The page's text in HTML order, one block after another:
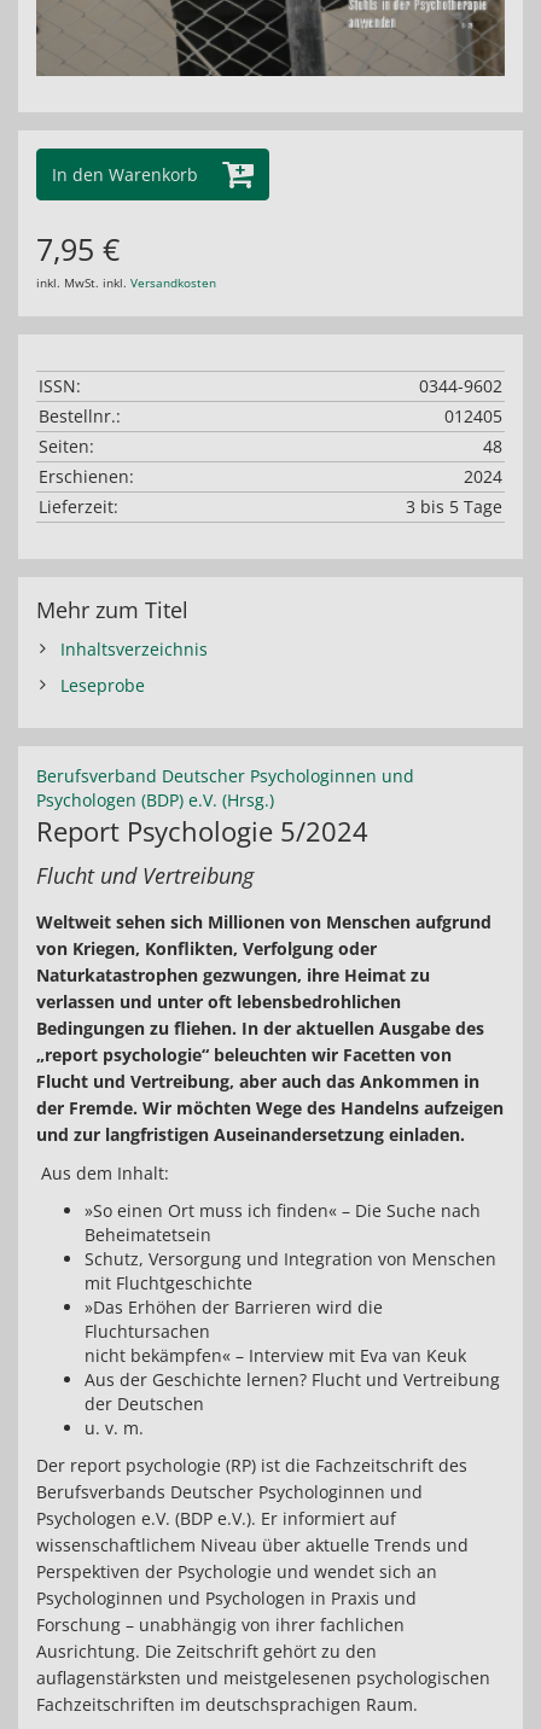
In den Warenkorb
7,95 €
inkl. MwSt. inkl. Versandkosten
ISSN:
0344-9602
Bestellnr.:
012405
Seiten:
48
Erschienen:
2024
Lieferzeit:
3 bis 5 Tage
Mehr zum Titel
Inhaltsverzeichnis
Leseprobe
Berufsverband Deutscher Psychologinnen und
Psychologen (BDP) e.V. (Hrsg.)
Report Psychologie 5/2024
Flucht und Vertreibung
Weltweit sehen sich Millionen von Menschen aufgrund
von Kriegen, Konflikten, Verfolgung oder
Naturkatastrophen gezwungen, ihre Heimat zu
verlassen und unter oft lebensbedrohlichen
Bedingungen zu fliehen. In der aktuellen Ausgabe des
„report psychologie“ beleuchten wir Facetten von
Flucht und Vertreibung, aber auch das Ankommen in
der Fremde. Wir möchten Wege des Handelns aufzeigen
und zur langfristigen Auseinandersetzung einladen.
Aus dem Inhalt:
»So einen Ort muss ich finden« – Die Suche nach
Beheimatetsein
Schutz, Versorgung und Integration von Menschen
mit Fluchtgeschichte
»Das Erhöhen der Barrieren wird die
Fluchtursachen
nicht bekämpfen« – Interview mit Eva van Keuk
Aus der Geschichte lernen? Flucht und Vertreibung
der Deutschen
u. v. m.
Der report psychologie (RP) ist die Fachzeitschrift des
Berufsverbands Deutscher Psychologinnen und
Psychologen e.V. (BDP e.V.). Er informiert auf
wissenschaftlichem Niveau über aktuelle Trends und
Perspektiven der Psychologie und wendet sich an
Psychologinnen und Psychologen in Praxis und
Forschung – unabhängig von ihrer fachlichen
Ausrichtung. Die Zeitschrift gehört zu den
auflagenstärksten und meistgelesenen psychologischen
Fachzeitschriften im deutschsprachigen Raum.